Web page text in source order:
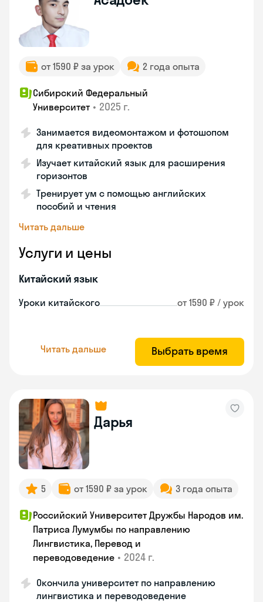
от 1590 ₽ за урок 2 года опыта
Сибирский Федеральный
Университет • 2025 г.
Занимается видеомонтажом и фотошопом
для креативных проектов
Изучает китайский язык для расширения
горизонтов
Тренирует ум с помощью английских
пособий и чтения
Читать дальше
Услуги и цены
Китайский язык
Уроки китайского от 1590 ₽ / урок
Читать дальше Выбрать время
Дарья
5 от 1590 ₽ за урок 3 года опыта
Российский Университет Дружбы Народов им.
Патриса Лумумбы по направлению
Лингвистика, Перевод и
переводоведение • 2024 г.
Окончила университет по направлению
лингвистика и переводоведение